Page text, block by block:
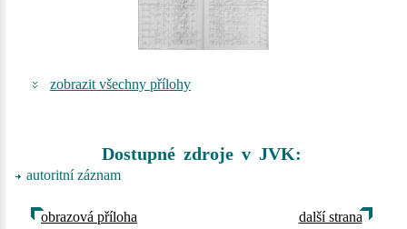
zobrazit všechny přílohy
Dostupné zdroje v JVK:
autoritní záznam
obrazová příloha další strana